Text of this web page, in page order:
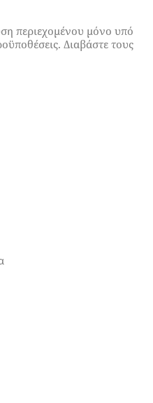
περιεχομένου μόνο υπό
Διαβάστε τους